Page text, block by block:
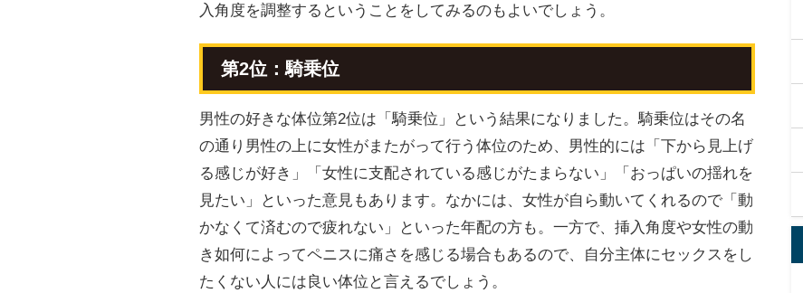
入角度を調整するということをしてみるのもよいでしょう。
第2位：騎乗位
男性の好きな体位第2位は「騎乗位」という結果になりました。騎乗位はその名
の通り男性の上に女性がまたがって行う体位のため、男性的には「下から見上げ
る感じが好き」「女性に支配されている感じがたまらない」「おっぱいの揺れを
見たい」といった意見もあります。なかには、女性が自ら動いてくれるので「動
かなくて済むので疲れない」といった年配の方も。一方で、挿入角度や女性の動
き如何によってペニスに痛さを感じる場合もあるので、自分主体にセックスをし
たくない人には良い体位と言えるでしょう。